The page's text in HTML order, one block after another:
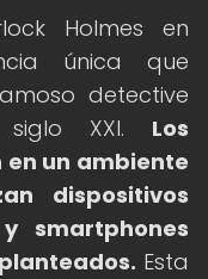
Holmes en
única que
detective
XXI. Los
un ambiente
dispositivos
smartphones
Esta